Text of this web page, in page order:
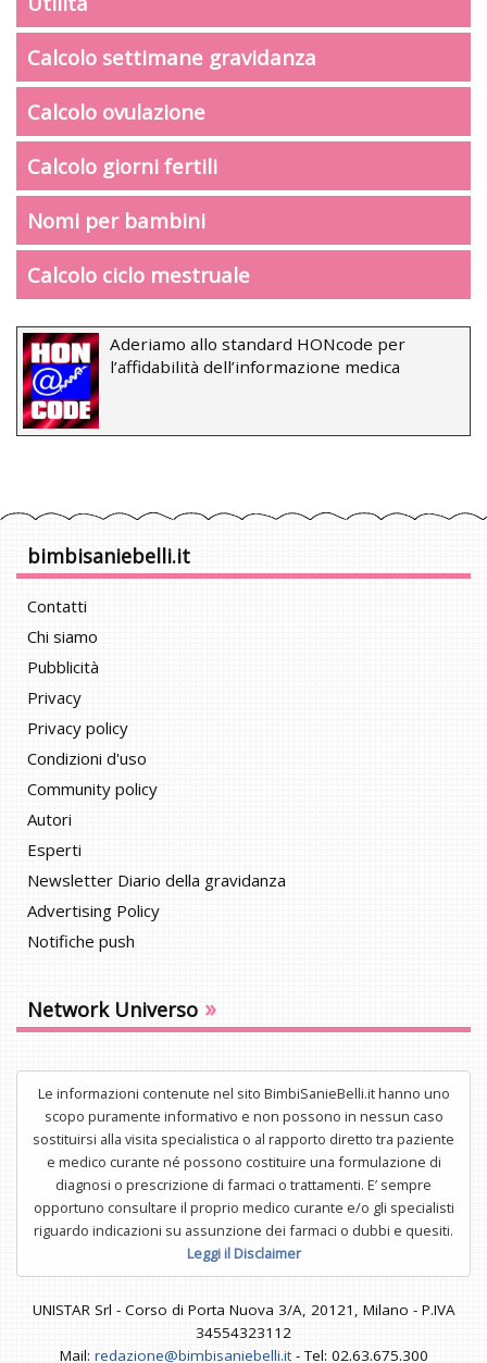
Calcolo settimane gravidanza
Calcolo ovulazione
Calcolo giorni fertili
Nomi per bambini
Calcolo ciclo mestruale
Aderiamo allo standard HONcode per
l’affidabilità dell’informazione medica
bimbisaniebelli.it
Contatti
Chi siamo
Pubblicità
Privacy
Privacy policy
Condizioni d'uso
Community policy
Autori
Esperti
Newsletter Diario della gravidanza
Advertising Policy
Notifiche push
Network Universo »
Le informazioni contenute nel sito BimbiSanieBelli.it hanno uno
scopo puramente informativo e non possono in nessun caso
sostituirsi alla visita specialistica o al rapporto diretto tra paziente
e medico curante né possono costituire una formulazione di
diagnosi o prescrizione di farmaci o trattamenti. E’ sempre
opportuno consultare il proprio medico curante e/o gli specialisti
riguardo indicazioni su assunzione dei farmaci o dubbi e quesiti.
Leggi il Disclaimer
UNISTAR Srl - Corso di Porta Nuova 3/A, 20121, Milano - P.IVA
34554323112
Mail: redazione@bimbisaniebelli.it- Tel: 02.63.675.300